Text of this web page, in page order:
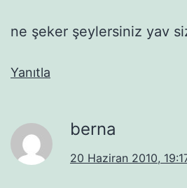
ne şeker şeylersiniz yav
Yanıtla
berna
20 Haziran 2010,